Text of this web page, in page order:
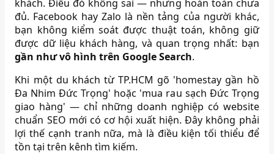
khách. Điều đó không sai — nhưng hoàn toàn chưa
đủ. Facebook hay Zalo là nền tảng của người khác,
bạn không kiểm soát được thuật toán, không giữ
được dữ liệu khách hàng, và quan trọng nhất: bạn
gần như vô hình trên Google Search.
Khi một du khách từ TP.HCM gõ 'homestay gần hồ
Đa Nhim Đức Trọng' hoặc 'mua rau sạch Đức Trọng
giao hàng' — chỉ những doanh nghiệp có website
chuẩn SEO mới có cơ hội xuất hiện. Đây không phải
lợi thế cạnh tranh nữa, mà là điều kiện tối thiểu để
tồn tại trên kênh tìm kiếm.